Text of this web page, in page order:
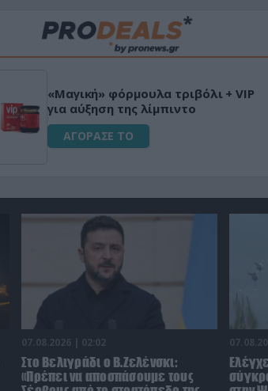
«Μαγική» φόρμουλα τριβόλι + VIP
για αύξηση της λίμπιντο
ΑΓΟΡΑΣΕ ΤΟ
07.08.2026 | 02:02
Στο Βελιγράδι ο Β.Ζελένσκι:
«Πρέπει να αποσπάσουμε τους